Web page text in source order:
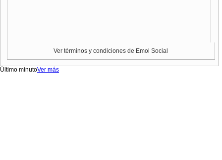
Ver términos y condiciones de Emol Social
Último minutoVer más